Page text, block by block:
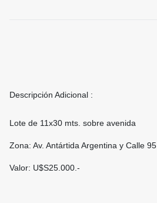
Descripción Adicional :
Lote de 11x30 mts. sobre avenida
Zona: Av. Antártida Argentina y Calle 95
Valor: U$S25.000.-